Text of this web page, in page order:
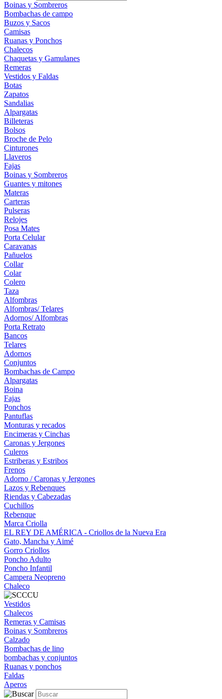
Boinas y Sombreros
Bombachas de campo
Buzos y Sacos
Camisas
Ruanas y Ponchos
Chalecos
Chaquetas y Gamulanes
Remeras
Vestidos y Faldas
Botas
Zapatos
Sandalias
Alpargatas
Billeteras
Bolsos
Broche de Pelo
Cinturones
Llaveros
Fajas
Boinas y Sombreros
Guantes y mitones
Materas
Carteras
Pulseras
Relojes
Posa Mates
Porta Celular
Caravanas
Pañuelos
Collar
Colar
Colero
Taza
Alfombras
Alfombras/ Telares
Adornos/ Alfombras
Porta Retrato
Bancos
Telares
Adornos
Conjuntos
Bombachas de Campo
Alpargatas
Boina
Fajas
Ponchos
Pantuflas
Monturas y recados
Encimeras y Cinchas
Caronas y Jergones
Culeros
Estriberas y Estribos
Frenos
Adorno / Caronas y Jergones
Lazos y Rebenques
Riendas y Cabezadas
Cuchillos
Rebenque
Marca Criolla
EL REY DE AMÉRICA - Criollos de la Nueva Era
Gato, Mancha y Aimé
Gorro Criollos
Poncho Adulto
Poncho Infantil
Campera Neopreno
Chaleco
Vestidos
Chalecos
Remeras y Camisas
Boinas y Sombreros
Calzado
Bombachas de lino
bombachas y conjuntos
Ruanas y ponchos
Faldas
Aperos